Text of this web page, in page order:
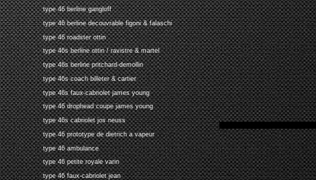
type 46 berline gangloff
type 46 berline decouvrable figoni & falaschi
type 46 roadster ottin
type 46s berline ottin / ravistre & martel
type 46s berline pritchard-demollin
type 46s coach billeter & cartier
type 46s faux-cabriolet james young
type 46 drophead coupe james young
type 46s cabriolet jos neuss
type 46 prototype de dietrich a vapeur
type 46 ambulance
type 46 petite royale varin
type 46 faux-cabriolet jean